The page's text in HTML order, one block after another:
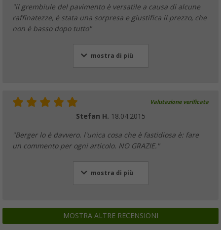
"il grembiule del pavimento è versatile a causa di alcune
raffinatezze, è stata una sorpresa e giustifica il prezzo, che
non è basso dopo tutto"
mostra di più
Valutazione verificata
Stefan H. 18.04.2015
"Berger lo è davvero. l'unica cosa che è fastidiosa è: fare
un commento per ogni articolo. NO GRAZIE."
mostra di più
MOSTRA ALTRE RECENSIONI